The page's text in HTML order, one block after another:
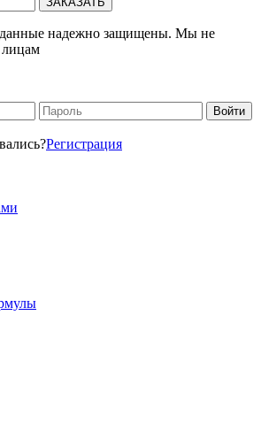
надежно защищены. Мы не
лицам
Регистрация